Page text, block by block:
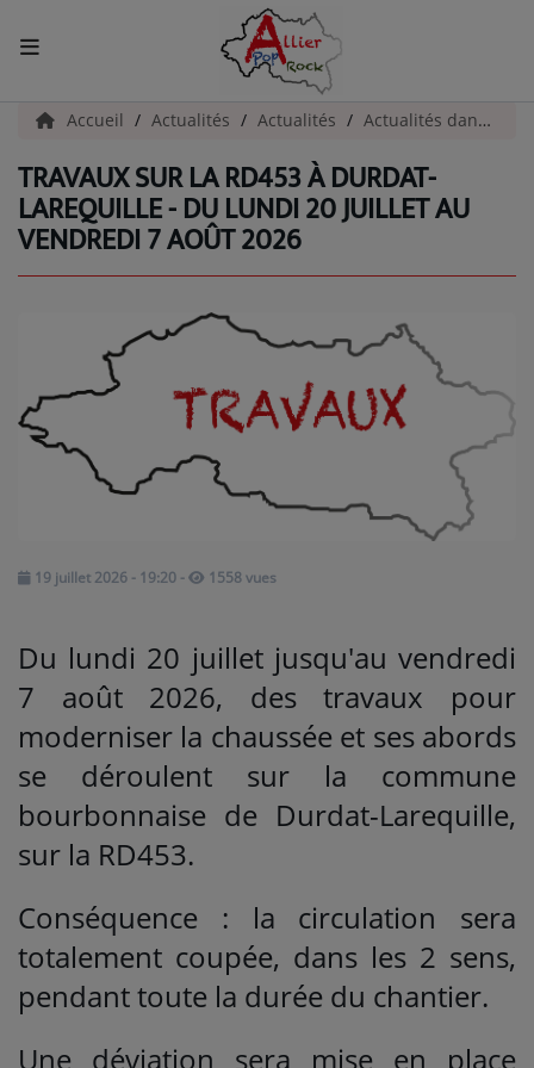
ACCUEIL
Actualités
INFOS - ALLIER
INFOS POP ROCK
La Radio
EMISSIONS
Médias
Titres diffusés
Accueil Actualités Actualités Actualités dans l'Allier
TRAVAUX SUR LA RD453 À DURDAT-
LAREQUILLE - DU LUNDI 20 JUILLET AU
VENDREDI 7 AOÛT 2026
19 juillet 2026 - 19:20 - 1558 vues
Du lundi 20 juillet jusqu'au vendredi
7 août 2026, des travaux pour
moderniser la chaussée et ses abords
se déroulent sur la commune
bourbonnaise de Durdat-Larequille,
sur la RD453.
Conséquence : la circulation sera
totalement coupée, dans les 2 sens,
pendant toute la durée du chantier.
Une déviation sera mise en place